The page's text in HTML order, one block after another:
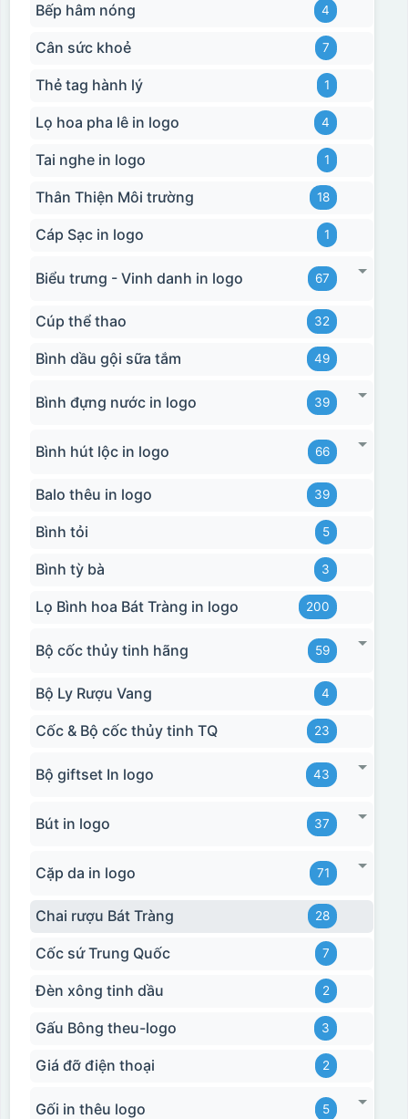
Hộp xi 2 cốc
Bếp hâm nóng 4
Cân sức khoẻ 7
Thẻ tag hành lý 1
Lọ hoa pha lê in logo 4
Tai nghe in logo 1
Thân Thiện Môi trường 18
Cáp Sạc in logo 1
Biểu trưng - Vinh danh in logo 67
Cúp thể thao 32
Bình dầu gội sữa tắm 49
Bình đựng nước in logo 39
Bình hút lộc in logo 66
Balo thêu in logo 39
Bình tỏi 5
Bình tỳ bà 3
Lọ Bình hoa Bát Tràng in logo 200
Bộ cốc thủy tinh hãng 59
Bộ Ly Rượu Vang 4
Cốc & Bộ cốc thủy tinh TQ 23
Bộ giftset In logo 43
Bút in logo 37
Cặp da in logo 71
Chai rượu Bát Tràng 28
Cốc sứ Trung Quốc 7
Đèn xông tinh dầu 2
Gấu Bông theu-logo 3
Giá đỡ điện thoại 2
Gối in thêu logo 5